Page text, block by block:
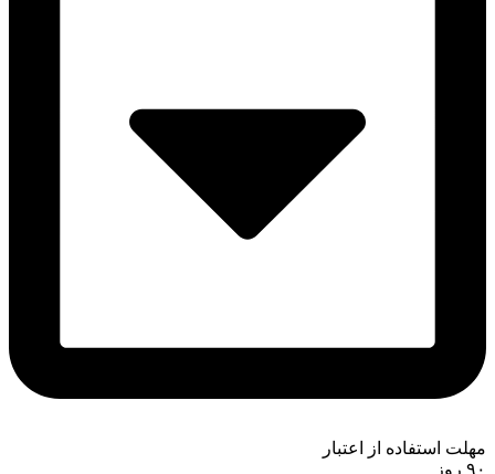
مهلت استفاده از اعتبار
۹۰ روز